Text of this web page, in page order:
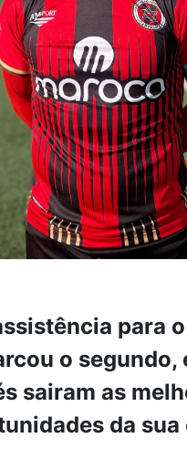
para
o segundo,
sairam as
da sua